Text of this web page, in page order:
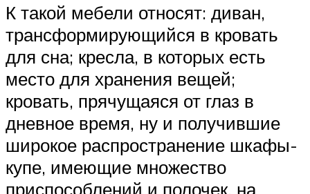
К такой мебели относят: диван,
трансформирующийся в кровать
для сна; кресла, в которых есть
место для хранения вещей;
кровать, прячущаяся от глаз в
дневное время, ну и получившие
широкое распространение шкафы-
купе, имеющие множество
приспособлений и полочек, на